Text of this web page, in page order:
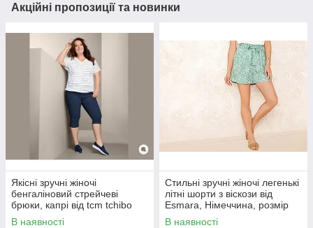
Акційні пропозиції та новинки
Якісні зручні жіночі
бенгаліновий стрейчеві
брюки, капрі від tcm tchibo
Чібо, Німеччина, XL
В наявності
Стильні зручні жіночі легенькі
літні шорти з віскози від
Esmara, Німеччина, розмір
M-L
В наявності